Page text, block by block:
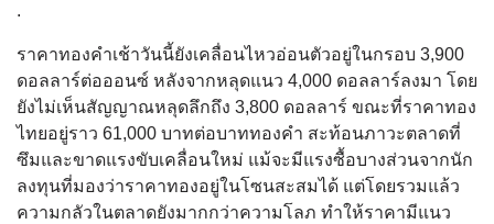
.
ราคาทองคำเช้าวันนี้ยังเคลื่อนไหวอ่อนตัวอยู่ในกรอบ 3,900
ดอลลาร์ต่อออนซ์ หลังจากหลุดแนว 4,000 ดอลลาร์ลงมา โดย
ยังไม่เห็นสัญญาณหลุดลึกถึง 3,800 ดอลลาร์ ขณะที่ราคาทอง
ไทยอยู่ราว 61,000 บาทต่อบาททองคำ สะท้อนภาวะตลาดที่
ซึมและขาดแรงขับเคลื่อนใหม่ แม้จะมีแรงซื้อบางส่วนจากนัก
ลงทุนที่มองว่าราคาทองอยู่ในโซนสะสมได้ แต่โดยรวมแล้ว
ความกลัวในตลาดยังมากกว่าความโลภ ทำให้ราคามีแนว